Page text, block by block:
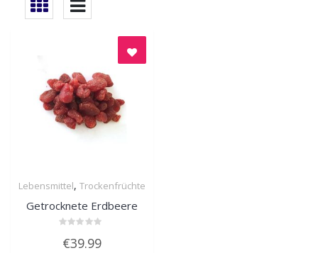
Lebensmittel, Trockenfrüchte
Getrocknete Erdbeere
mit
€39.99